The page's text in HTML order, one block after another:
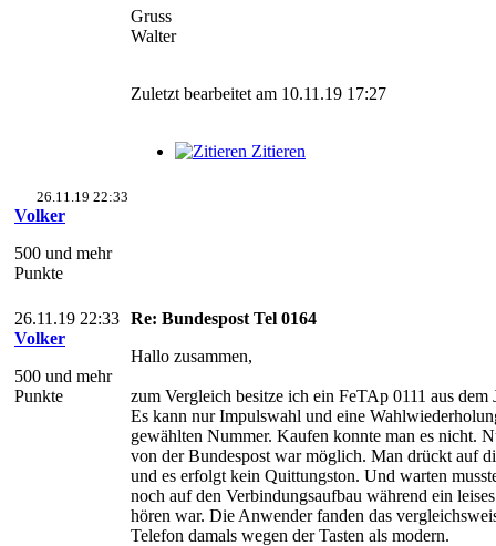
Gruss
Walter
Zuletzt bearbeitet am 10.11.19 17:27
Zitieren
26.11.19 22:33
Volker
500 und mehr
Punkte
26.11.19 22:33
Volker
500 und mehr
Punkte
Re: Bundespost Tel 0164
Hallo zusammen,
zum Vergleich besitze ich ein FeTAp 0111 aus dem
Es kann nur Impulswahl und eine
gewählten Nummer. Kaufen konnte man es nicht.
von der Bundespost war möglich. Man drückt auf
und es erfolgt kein Quittungston. Und warten
noch auf den Verbindungsaufbau während ein
hören war. Die Anwender fanden das
Telefon damals wegen der Tasten als modern.